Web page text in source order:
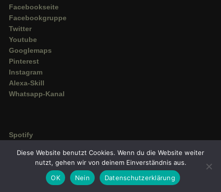
Facebookseite
Facebookgruppe
Twitter
Youtube
Googlemaps
Pinterest
Instagram
Alexa-Skill
Whatsapp-Kanal
Spotify
Amazon Music
Diese Website benutzt Cookies. Wenn du die Website weiter
nutzt, gehen wir von deinem Einverständnis aus.
OK
Nein Datenschutzerklärung